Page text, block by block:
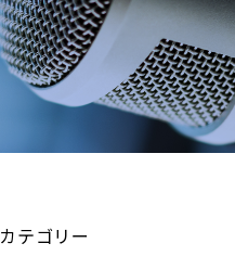
カテゴリー